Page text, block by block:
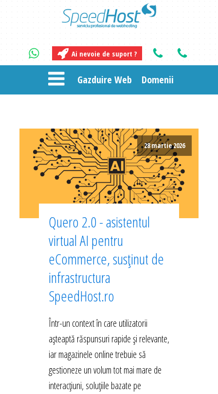
Ai nevoie de suport ?
Gazduire Web Domenii
28 martie 2026
Quero 2.0 - asistentul
virtual AI pentru
eCommerce, susținut de
infrastructura
SpeedHost.ro
Într-un context în care utilizatorii
așteaptă răspunsuri rapide și relevante,
iar magazinele online trebuie să
gestioneze un volum tot mai mare de
interacțiuni, soluțiile bazate pe